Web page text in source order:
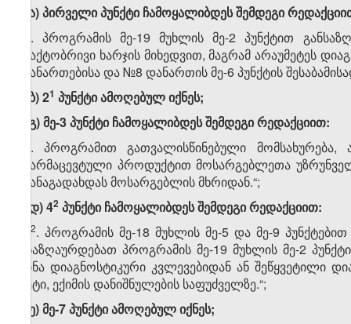
კ.ა) პირველი პუნქტი ჩამოყალიბდეს შემდეგი
„1. პროგრამის მე-19 მუხლის მე-2 პუნქტით
ფაქტობრივი ხარჯის მიხედვით, მაგრამ არაუმეტეს
დანართებისა და №8 დანართის მე-6 პუნქტის
კ.ბ) 2​1 პუნქტი ამოღებულ იქნეს;
კ.გ) მე-3 პუნქტი ჩამოყალიბდეს შემდეგი რედაქციით:
„3. პროგრამით გათვალისწინებული
ფარმაცევტული პროდუქტით მოსარგებლეთა
თანაგადახდას მოსარგებლის მხრიდან.“;
კ.დ) 4​2 პუნქტი ჩამოყალიბდეს შემდეგი რედაქციით:
​2. პროგრამის მე-18 მუხლის მე-5 და მე-9
უნაზღაურდებათ პროგრამის მე-19 მუხლის მე-2
წინა დიაგნოსტიკური კვლევებიდან ან შეწყვეტილი
მეტი, ექიმის დანიშნულების საფუძველზე.“;
კ.ე) მე-7 პუნქტი ამოღებულ იქნეს;